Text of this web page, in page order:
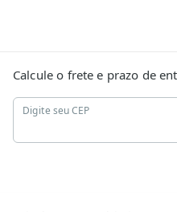
Calcule o frete e prazo de
Digite seu CEP